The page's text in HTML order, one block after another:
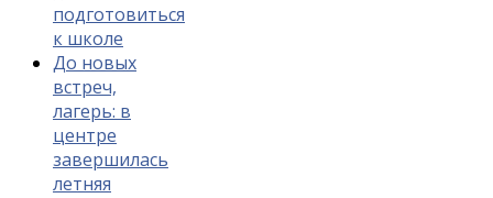
подготовиться
к школе
До новых
встреч,
лагерь: в
центре
завершилась
летняя